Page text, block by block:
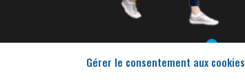
Gérer le consentement aux cookies